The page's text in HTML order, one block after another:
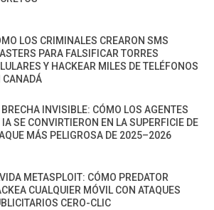
LOS CRIMINALES CREARON SMS
PARA FALSIFICAR TORRES
Y HACKEAR MILES DE TELÉFONOS
CANADÁ
BRECHA INVISIBLE: CÓMO LOS AGENTES
IA SE CONVIRTIERON EN LA SUPERFICIE DE
MÁS PELIGROSA DE 2025–2026
METASPLOIT: CÓMO PREDATOR
CUALQUIER MÓVIL CON ATAQUES
CERO-CLIC